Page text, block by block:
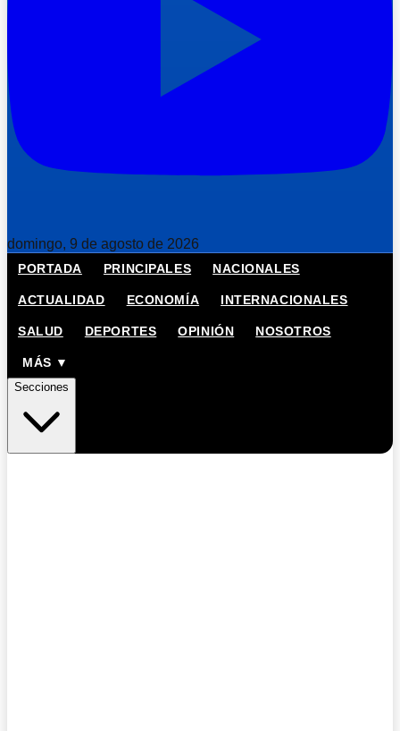
domingo, 9 de agosto de 2026
PORTADA PRINCIPALES NACIONALES
ACTUALIDAD ECONOMÍA INTERNACIONALES
SALUD DEPORTES OPINIÓN NOSOTROS
MÁS ▼
Secciones